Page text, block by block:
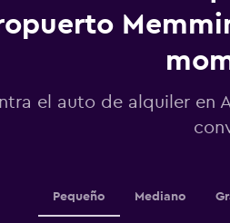
has
displaying
el auto de alquiler en
Pequeño Mediano